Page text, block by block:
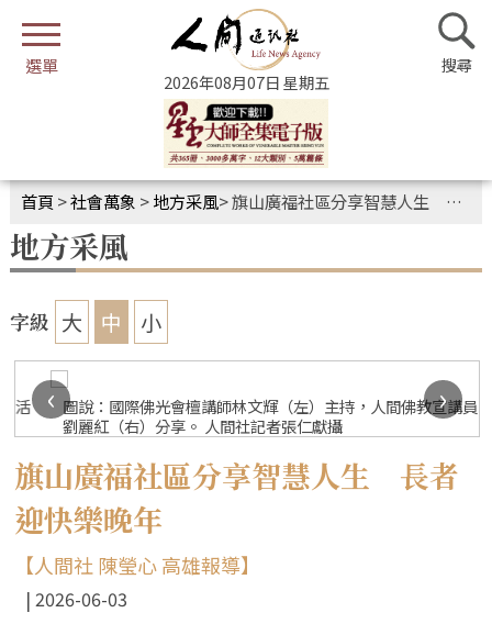
2026年08月07日 星期五
首頁 >社會萬象 >地方采風>旗山廣福社區分享智慧人生 長者迎快樂晚年
地方采風
字級 大 中 小
圖說：國際佛光會檀講師林文輝（左）主持，人間佛教宣講員呂
劉麗紅（右）分享。 人間社記者張仁獻攝
‹
›
旗山廣福社區分享智慧人生 長者
迎快樂晚年
【人間社 陳瑩心 高雄報導】
2026-06-03